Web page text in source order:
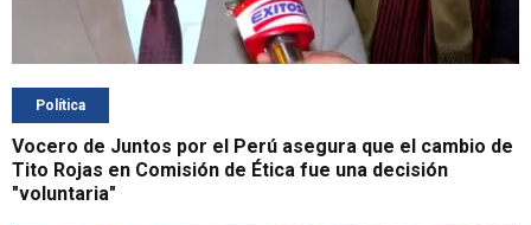
Política
Vocero de Juntos por el Perú asegura que el cambio de
Tito Rojas en Comisión de Ética fue una decisión
"voluntaria"